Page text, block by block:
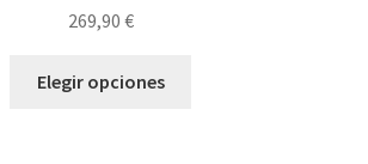
269,90 €
Elegir opciones